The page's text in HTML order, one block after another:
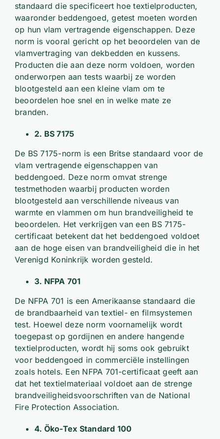
standaard die specificeert hoe textielproducten,
waaronder beddengoed, getest moeten worden
op hun vlam vertragende eigenschappen. Deze
norm is vooral gericht op het beoordelen van de
vlamvertraging van dekbedden en kussens.
Producten die aan deze norm voldoen, worden
onderworpen aan tests waarbij ze worden
blootgesteld aan een kleine vlam om te
beoordelen hoe snel en in welke mate ze
branden.
2. BS 7175
De BS 7175-norm is een Britse standaard voor de
vlam vertragende eigenschappen van
beddengoed. Deze norm omvat strenge
testmethoden waarbij producten worden
blootgesteld aan verschillende niveaus van
warmte en vlammen om hun brandveiligheid te
beoordelen. Het verkrijgen van een BS 7175-
certificaat betekent dat het beddengoed voldoet
aan de hoge eisen van brandveiligheid die in het
Verenigd Koninkrijk worden gesteld.
3. NFPA 701
De NFPA 701 is een Amerikaanse standaard die
de brandbaarheid van textiel- en filmsystemen
test. Hoewel deze norm voornamelijk wordt
toegepast op gordijnen en andere hangende
textielproducten, wordt hij soms ook gebruikt
voor beddengoed in commerciële instellingen
zoals hotels. Een NFPA 701-certificaat geeft aan
dat het textielmateriaal voldoet aan de strenge
brandveiligheidsvoorschriften van de National
Fire Protection Association.
4. Öko-Tex Standard 100